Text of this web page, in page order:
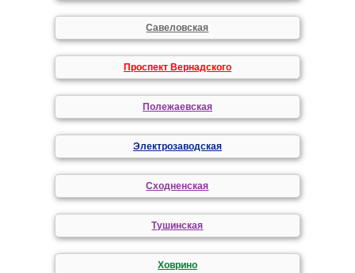
Савеловская
Проспект Вернадского
Полежаевская
Электрозаводская
Сходненская
Тушинская
Ховрино